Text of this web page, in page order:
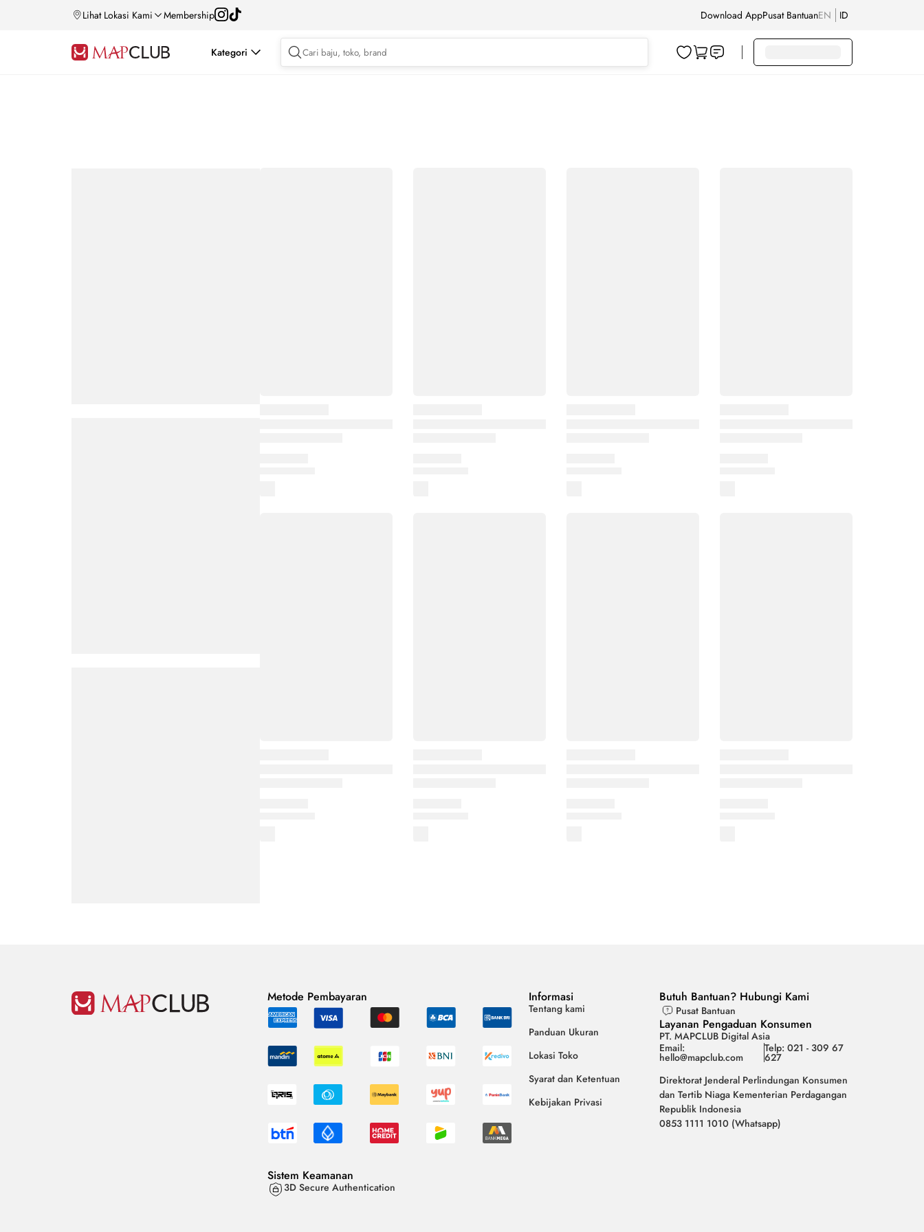
Lihat Lokasi Kami Membership Download AppPusat BantuanEN ID
Kategori
Metode Pembayaran
Sistem Keamanan
3D Secure Authentication
Informasi
Tentang kami
Panduan Ukuran
Lokasi Toko
Syarat dan Ketentuan
Kebijakan Privasi
Butuh Bantuan? Hubungi Kami
Pusat Bantuan
Layanan Pengaduan Konsumen
PT. MAPCLUB Digital Asia
Email:
hello@mapclub.com
Telp: 021 - 309 67
627
Direktorat Jenderal Perlindungan Konsumen
dan Tertib Niaga Kementerian Perdagangan
Republik Indonesia
0853 1111 1010 (Whatsapp)